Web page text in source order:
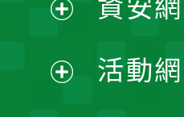
選
單
開
選
開
資安
活動